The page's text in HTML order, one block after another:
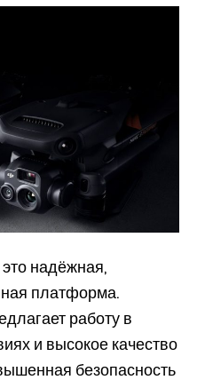
надёжная,
платформа.
работу в
и высокое качество
безопасность